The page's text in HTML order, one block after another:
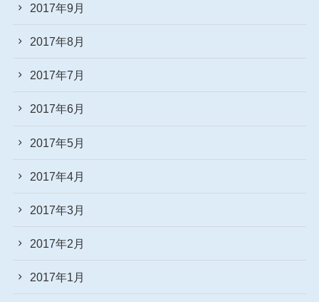
2017年9月
2017年8月
2017年7月
2017年6月
2017年5月
2017年4月
2017年3月
2017年2月
2017年1月